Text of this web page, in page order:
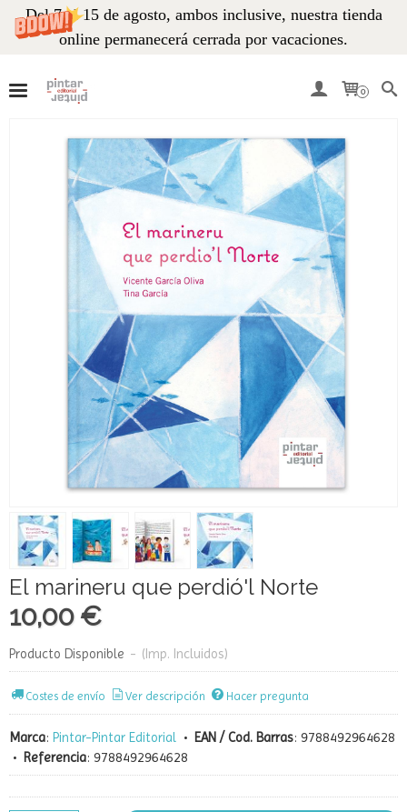
Del 7 al 15 de agosto, ambos inclusive, nuestra tienda
online permanecerá cerrada por vacaciones.
0
El marineru que perdió'l Norte
10,00 €
Producto Disponible - (Imp. Incluidos)
Costes de envío Ver descripción Hacer pregunta
Marca: Pintar-Pintar Editorial • EAN / Cod. Barras: 9788492964628
• Referencia: 9788492964628